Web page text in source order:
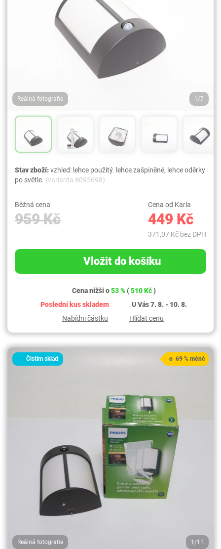
Reálná fotografie 1/7
Stav zboží:vzhled: lehce použitý. lehce zašpiněné, lehce oděrky
po světle. (varianta 8095698)
Běžná cena
959 Kč
Cena od Karla
449 Kč
371,07 Kč bez DPH
Vložit do košíku
Cena nižší o53 %(510 Kč)
Poslední kus skladem
U Vás 7. 8. - 10. 8.
Nabídni částku
Hlídat cenu
Čistím sklad
Reálná fotografie 1/11
o 69 % méně